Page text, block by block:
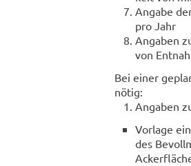
An­ga­be
pro Jahr
An­ga­ben
von
Bei einer
nötig:
An­ga­ben
Vor­la­ge
des